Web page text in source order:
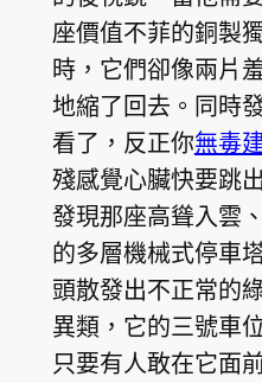
座價值不菲的銅製
時，它們卻像兩片
地縮了回去。同時
看了，反正你無毒
殘感覺心臟快要跳
發現那座高聳入雲
的多層機械式停車
頭散發出不正常的
異類，它的三號車
只要有人敢在它面